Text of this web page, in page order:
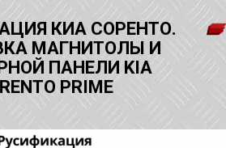
КИА СОРЕНТО.
МАГНИТОЛЫ И
ПАНЕЛИ KIA
PRIME